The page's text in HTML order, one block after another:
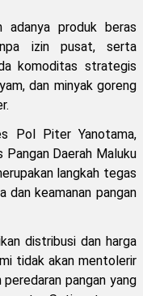
adanya produk beras
izin pusat, serta
komoditas strategis
dan minyak goreng
Pol Piter Yanotama,
Pangan Daerah Maluku
langkah tegas
dan keamanan pangan
distribusi dan harga
tidak akan mentolerir
pangan yang